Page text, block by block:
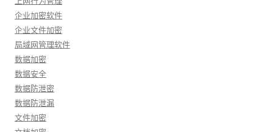
企业加密软件
企业文件加密
局域网管理软件
数据加密
数据安全
数据防泄密
数据防泄漏
文件加密